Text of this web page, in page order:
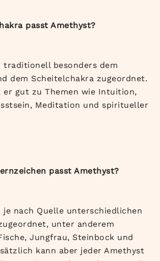
passt Amethyst?
traditionell besonders dem
dem Scheitelchakra zugeordnet.
er gut zu Themen wie Intuition,
Meditation und spiritueller
passt Amethyst?
nach Quelle unterschiedlichen
unter anderem
Jungfrau, Steinbock und
kann aber jeder Amethyst